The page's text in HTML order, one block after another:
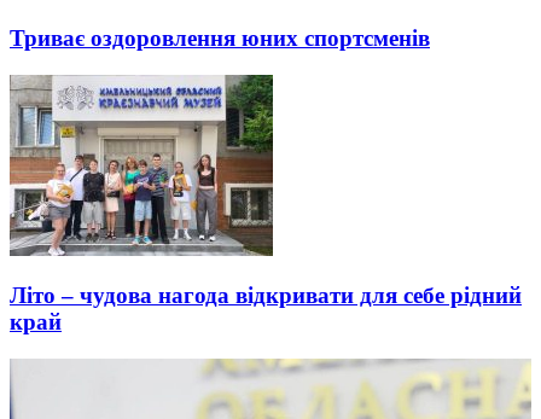
Триває оздоровлення юних спортсменів
Літо – чудова нагода відкривати для себе рідний
край